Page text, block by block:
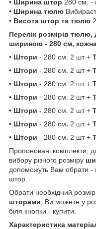
• Ширина штор 280 см. -
• Ширина тюлю
• Висота штор та тюлю
Перелік розмірів тюлю,
шириною - 280 см,
• Штори - 280 см. 2 шт +
• Штори - 280 см. 2 шт +
• Штори - 280 см. 2 шт +
• Штори - 280 см. 2 шт +
• Штори - 280 см. 2 шт +
• Штори - 280 см. 2 шт +
• Штори - 280 см. 2 шт +
Пропоновані комплекти,
вибору різного розміру
допоможуть Вам обрати -
штор.
Обрати необхідний розмір
шторами , Ви можете у
біля кнопки - купити.
Характеристика